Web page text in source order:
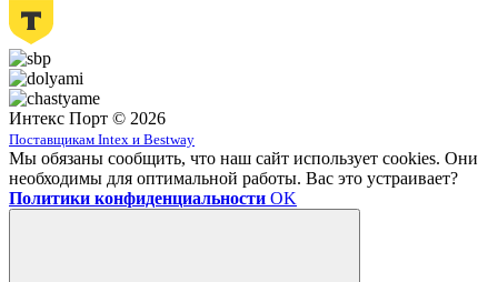
Интекс Порт © 2026
Поставщикам Intex и Bestway
Мы обязаны сообщить, что наш сайт использует cookies. Они
необходимы для оптимальной работы. Вас это устраивает?
Политики конфиденциальности OK